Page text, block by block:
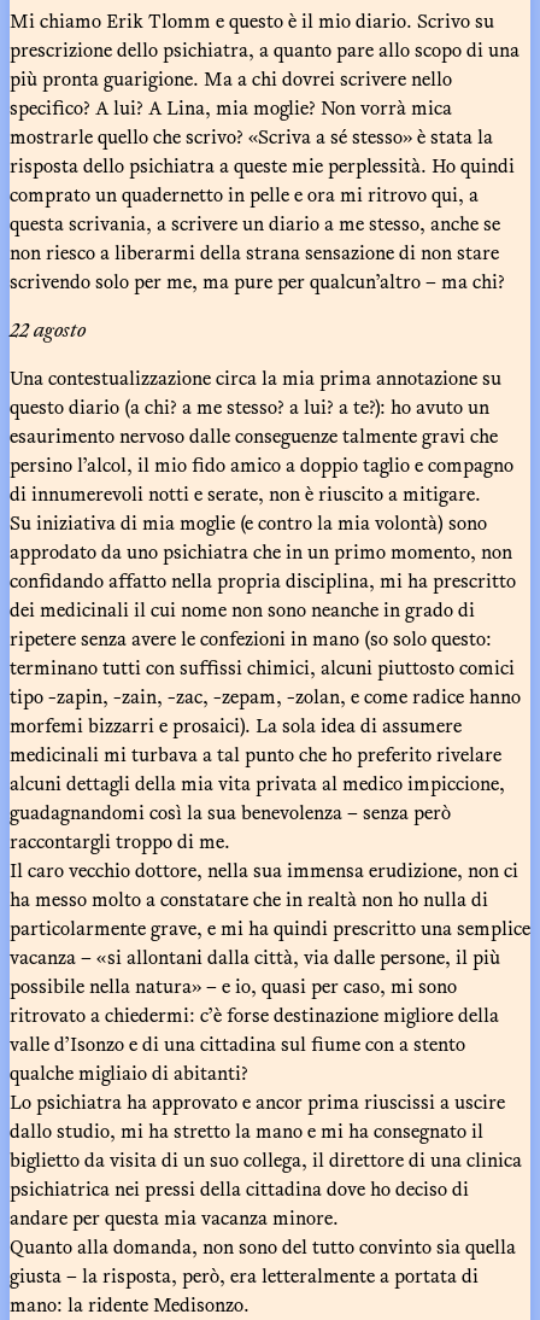
Mi chiamo Erik Tlomm e questo è il mio diario. Scrivo su
prescrizione dello psichiatra, a quanto pare allo scopo di una
più pronta guarigione. Ma a chi dovrei scrivere nello
specifico? A lui? A Lina, mia moglie? Non vorrà mica
mostrarle quello che scrivo? «Scriva a sé stesso» è stata la
risposta dello psichiatra a queste mie perplessità. Ho quindi
comprato un quadernetto in pelle e ora mi ritrovo qui, a
questa scrivania, a scrivere un diario a me stesso, anche se
non riesco a liberarmi della strana sensazione di non stare
scrivendo solo per me, ma pure per qualcun’altro – ma chi?
22 agosto
Una contestualizzazione circa la mia prima annotazione su
questo diario (a chi? a me stesso? a lui? a te?): ho avuto un
esaurimento nervoso dalle conseguenze talmente gravi che
persino l’alcol, il mio fido amico a doppio taglio e compagno
di innumerevoli notti e serate, non è riuscito a mitigare.
Su iniziativa di mia moglie (e contro la mia volontà) sono
approdato da uno psichiatra che in un primo momento, non
confidando affatto nella propria disciplina, mi ha prescritto
dei medicinali il cui nome non sono neanche in grado di
ripetere senza avere le confezioni in mano (so solo questo:
terminano tutti con suffissi chimici, alcuni piuttosto comici
tipo -zapin, -zain, -zac, -zepam, -zolan, e come radice hanno
morfemi bizzarri e prosaici). La sola idea di assumere
medicinali mi turbava a tal punto che ho preferito rivelare
alcuni dettagli della mia vita privata al medico impiccione,
guadagnandomi così la sua benevolenza – senza però
raccontargli troppo di me.
Il caro vecchio dottore, nella sua immensa erudizione, non ci
ha messo molto a constatare che in realtà non ho nulla di
particolarmente grave, e mi ha quindi prescritto una semplice
vacanza – «si allontani dalla città, via dalle persone, il più
possibile nella natura» – e io, quasi per caso, mi sono
ritrovato a chiedermi: c’è forse destinazione migliore della
valle d’Isonzo e di una cittadina sul fiume con a stento
qualche migliaio di abitanti?
Lo psichiatra ha approvato e ancor prima riuscissi a uscire
dallo studio, mi ha stretto la mano e mi ha consegnato il
biglietto da visita di un suo collega, il direttore di una clinica
psichiatrica nei pressi della cittadina dove ho deciso di
andare per questa mia vacanza minore.
Quanto alla domanda, non sono del tutto convinto sia quella
giusta – la risposta, però, era letteralmente a portata di
mano: la ridente Medisonzo.